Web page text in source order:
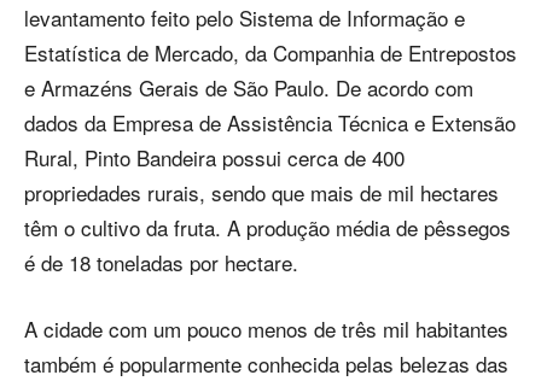
levantamento feito pelo Sistema de Informação e
Estatística de Mercado, da Companhia de Entrepostos
e Armazéns Gerais de São Paulo. De acordo com
dados da Empresa de Assistência Técnica e Extensão
Rural, Pinto Bandeira possui cerca de 400
propriedades rurais, sendo que mais de mil hectares
têm o cultivo da fruta. A produção média de pêssegos
é de 18 toneladas por hectare.
A cidade com um pouco menos de três mil habitantes
também é popularmente conhecida pelas belezas das